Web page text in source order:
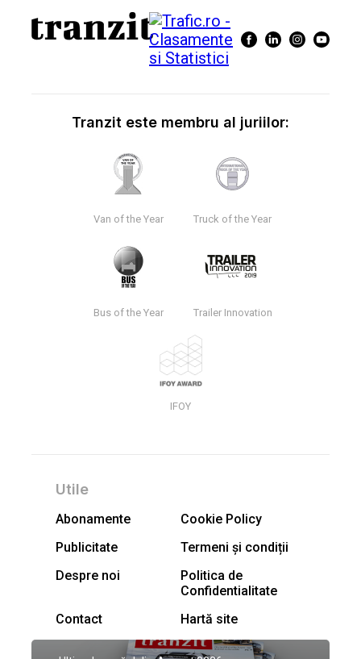
Tranzit este membru al juriilor:
Van of the Year Truck of the Year
Bus of the Year Trailer Innovation
IFOY
Utile
Abonamente
Cookie Policy
Publicitate
Termeni și condiții
Despre noi
Politica de
Confidentialitate
Contact
Hartă site